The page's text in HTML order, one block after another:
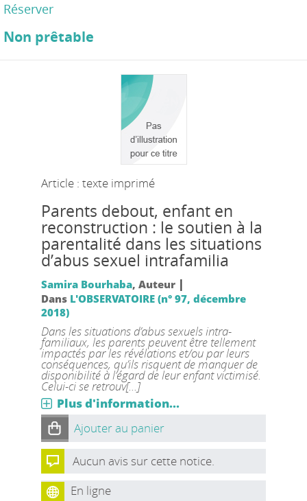
Réserver
Non prêtable
Article : texte imprimé
Parents debout, enfant en
reconstruction : le soutien à la
parentalité dans les situations
d’abus sexuel intrafamilia
Samira Bourhaba, Auteur |
Dans L'OBSERVATOIRE (n° 97, décembre
2018)
Dans les situations d’abus sexuels intra-
familiaux, les parents peuvent être tellement
impactés par les révélations et/ou par leurs
conséquences, qu’ils risquent de manquer de
disponibilité à l’égard de leur enfant victimisé.
Celui-ci se retrouv[...]
Plus d'information...
Ajouter au panier
Aucun avis sur cette notice.
En ligne